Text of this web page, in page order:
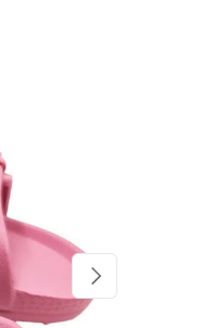
Siguiente